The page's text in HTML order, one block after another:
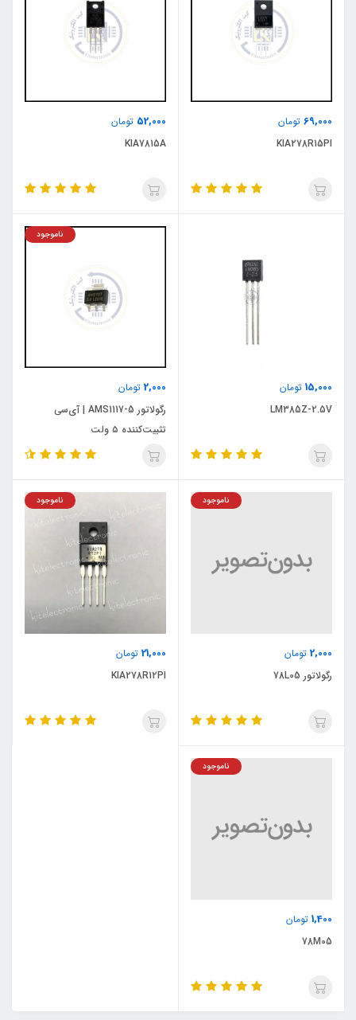
69,000 تومان
KIA278R15PI
52,000 تومان
KIA7815A
15,000 تومان
LM385Z-2.5V
2,000 تومان
ناموجود
رگولاتور AMS1117-5 | آی‌سی
تثبیت‌کننده ۵ ولت
2,000 تومان
ناموجود
رگولاتور 78L05
21,000 تومان
ناموجود
KIA278R12PI
1,400 تومان
ناموجود
78M05